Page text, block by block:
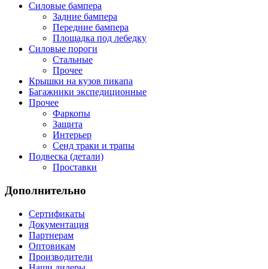
Силовые бампера
Задние бампера
Передние бампера
Площадка под лебедку
Силовые пороги
Стальные
Прочее
Крышки на кузов пикапа
Багажники экспедиционные
Прочее
Фаркопы
Защита
Интерьер
Сенд траки и трапы
Подвеска (детали)
Проставки
Дополнительно
Сертификаты
Документация
Партнерам
Оптовикам
Производители